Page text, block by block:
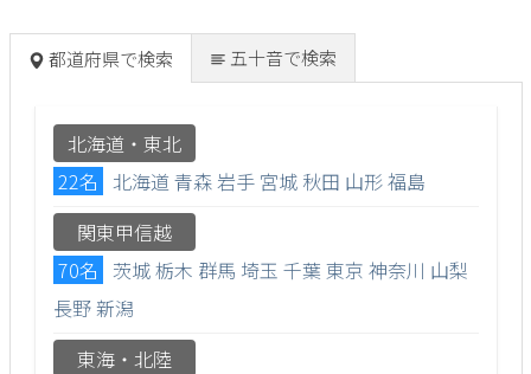
都道府県で検索 五十音で検索
北海道・東北
22名 北海道 青森岩手 宮城 秋田 山形福島
関東甲信越
70名
茨城栃木 群馬 埼玉 千葉 東京 神奈川 山梨
長野新潟
東海・北陸